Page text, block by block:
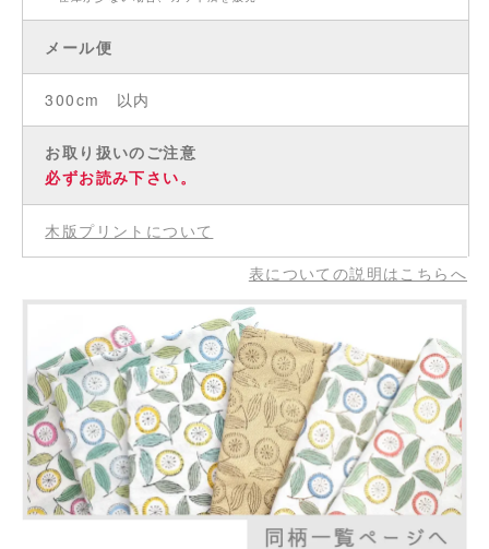
メール便
300cm 以内
お取り扱いのご注意
必ずお読み下さい。
木版プリントについて
表についての説明はこちらへ